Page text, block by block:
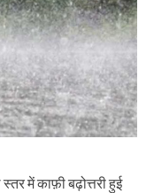
में काफ़ी बढ़ोत्तरी हुई